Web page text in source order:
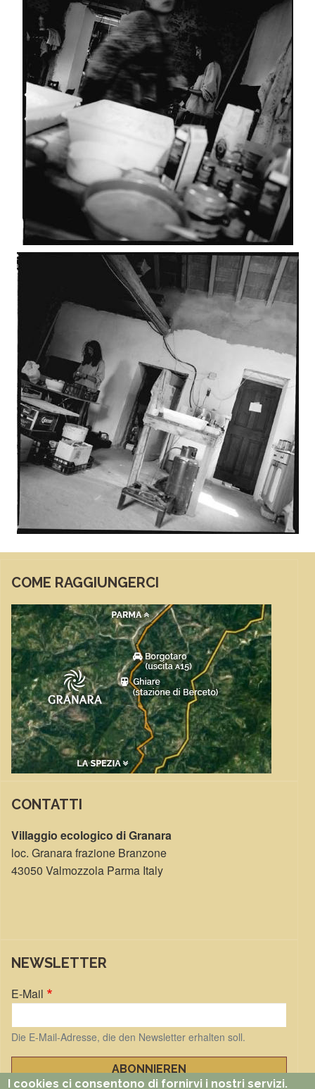
COME RAGGIUNGERCI
CONTATTI
Villaggio ecologico di Granara
loc. Granara frazione Branzone
43050 Valmozzola Parma Italy
NEWSLETTER
E-Mail
Die E-Mail-Adresse, die den Newsletter erhalten soll.
I cookies ci consentono di fornirvi i nostri servizi.